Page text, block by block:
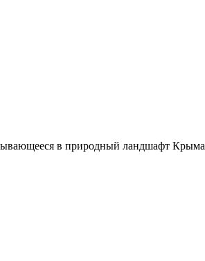
в природный ландшафт Крыма